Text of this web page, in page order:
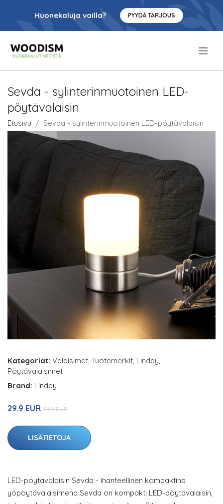
Huonekaluja vailla? PYYDÄ TARJOUS
Sevda - sylinterinmuotoinen LED-
pöytävalaisin
Etusivu Sevda - sylinterinmuotoinen LED-pöytävalaisin
Kategoriat: Valaisimet, Tuotemerkit, Lindby,
Pöytävalaisimet
Brand: Lindby
29.9 EUR 34.9 EUR
LISÄTIETOJA
LED-pöytävalaisin Sevda - ihanteellinen kompaktina
yöpöytävalaisimena Sevda on kompakti LED-pöytävalaisin,